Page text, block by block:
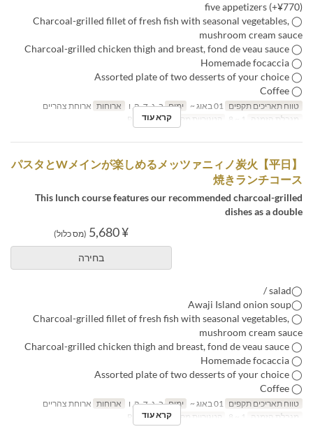
five appetizers (+¥770)
◯ Charcoal-grilled fillet of fresh fish with seasonal vegetables,
mushroom cream sauce
◯ Charcoal-grilled chicken thigh and breast, fond de veau sauce
◯ Homemade focaccia
◯ Assorted plate of two desserts of your choice
◯ Coffee
טווח תאריכים תקפים ימים ב, ג, ד, ה, ו ארוחות ארוחת צהריים
מגבלת הזמנה
קטגוריית מקום Restaurant
קרא עוד
【平日】パスタとWメインが楽しめるメッツァニィノ炭火
焼きランチコース
This lunch course features our recommended charcoal-grilled
dishes as a double
¥ 5,680 (מס כלול)
בחירה
◯salad /
◯Awaji Island onion soup
◯ Charcoal-grilled fillet of fresh fish with seasonal vegetables,
mushroom cream sauce
◯ Charcoal-grilled chicken thigh and breast, fond de veau sauce
◯ Homemade focaccia
◯ Assorted plate of two desserts of your choice
◯ Coffee
טווח תאריכים תקפים ימים ב, ג, ד, ה, ו ארוחות ארוחת צהריים
מגבלת הזמנה
קטגוריית מקום Restaurant
קרא עוד